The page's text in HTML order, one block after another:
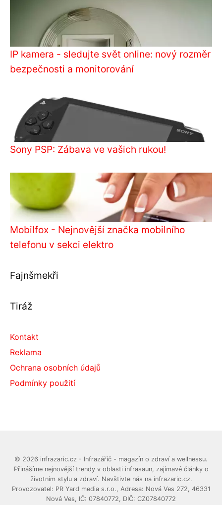
IP kamera - sledujte svět online: nový rozměr
bezpečnosti a monitorování
Sony PSP: Zábava ve vašich rukou!
Mobilfox - Nejnovější značka mobilního
telefonu v sekci elektro
Fajnšmekři
Tiráž
Kontakt
Reklama
Ochrana osobních údajů
Podmínky použití
© 2026 infrazaric.cz - Infrazáříč - magazín o zdraví a wellnessu.
Přinášíme nejnovější trendy v oblasti infrasaun, zajímavé články o
životním stylu a zdraví. Navštivte nás na infrazaric.cz.
Provozovatel: PR Yard media s.r.o., Adresa: Nová Ves 272, 46331
Nová Ves, IČ: 07840772, DIČ: CZ07840772